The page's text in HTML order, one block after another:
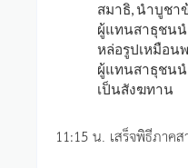
สมาธิ, นำบูชา
ผู้แทนสาธุชนน
หล่อรูปเหมือน
ผู้แทนสาธุชน
เป็นสังฆทาน
11:15 น. เสร็จพิธีภาคส